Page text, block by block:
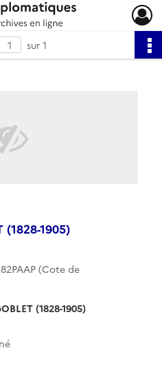
sur 1
(1828-1905)
82PAAP (Cote de
(1828-1905)